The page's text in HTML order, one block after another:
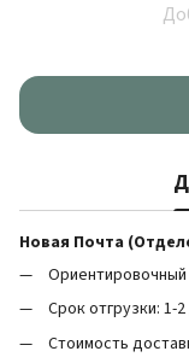
Новая Почта
Срок отгрузки: 1-
Стоимость